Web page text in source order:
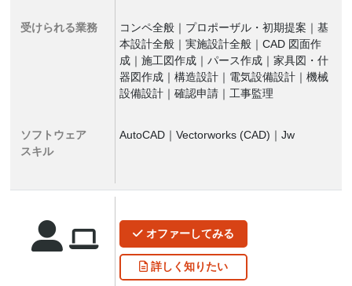
受けられる業務
コンペ全般｜プロポーザル・初期提案｜基
本設計全般｜実施設計全般｜CAD 図面作
成｜施工図作成｜パース作成｜家具図・什
器図作成｜構造設計｜電気設備設計｜機械
設備設計｜確認申請｜工事監理
ソフトウェア
スキル
AutoCAD｜Vectorworks (CAD)｜Jw
オファーしてみる
詳しく知りたい